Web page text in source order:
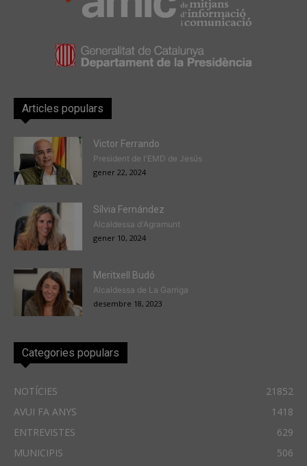
Articles populars
Victor Ferrando
President de l'EMD de Jesús
gener 22, 2024
Sílvia Fernández
Alcaldessa d'Agramunt
gener 10, 2024
Meritxell Budó
Alcaldessa de La Garriga
desembre 18, 2023
Categories populars
NOTÍCIES
21852
AVUI FA ANYS
1418
ENTREVISTES
629
MUNICIPIS
506